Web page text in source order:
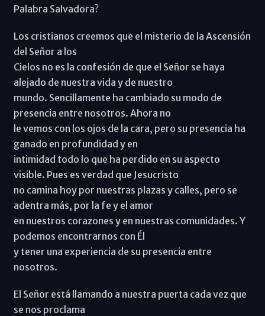
Palabra Salvadora?
Los cristianos creemos que el misterio de la Ascensión
del Señor a los
Cielos no es la confesión de que el Señor se haya
alejado de nuestra vida y de nuestro
mundo. Sencillamente ha cambiado su modo de
presencia entre nosotros. Ahora no
le vemos con los ojos de la cara, pero su presencia ha
ganado en profundidad y en
intimidad todo lo que ha perdido en su aspecto
visible. Pues es verdad que Jesucristo
no camina hoy por nuestras plazas y calles, pero se
adentra más, por la fe y el amor
en nuestros corazones y en nuestras comunidades. Y
podemos encontrarnos con Él
y tener una experiencia de su presencia entre
nosotros.
El Señor está llamando a nuestra puerta cada vez que
se nos proclama